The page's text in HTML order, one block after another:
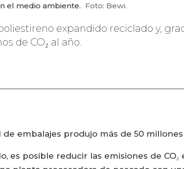
el medio ambiente. Foto: Bewi.
expandido reciclado y,
de CO₂ al año.
embalajes produjo más de 50
es posible reducir las emisiones de CO₂